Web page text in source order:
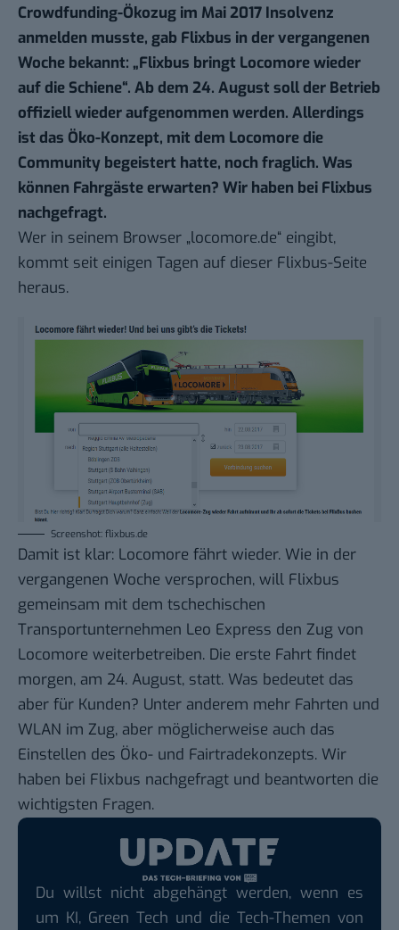
Crowdfunding-Ökozug im Mai 2017 Insolvenz
anmelden musste, gab Flixbus in der vergangenen
Woche bekannt: „Flixbus bringt Locomore wieder
auf die Schiene“. Ab dem 24. August soll der Betrieb
offiziell wieder aufgenommen werden. Allerdings
ist das Öko-Konzept, mit dem Locomore die
Community begeistert hatte, noch fraglich. Was
können Fahrgäste erwarten? Wir haben bei Flixbus
nachgefragt.
Wer in seinem Browser „locomore.de“ eingibt,
kommt seit einigen Tagen auf dieser Flixbus-Seite
heraus.
Screenshot: flixbus.de
Damit ist klar: Locomore fährt wieder. Wie in der
vergangenen Woche versprochen, will Flixbus
gemeinsam mit dem tschechischen
Transportunternehmen Leo Express den Zug von
Locomore weiterbetreiben. Die erste Fahrt findet
morgen, am 24. August, statt. Was bedeutet das
aber für Kunden? Unter anderem mehr Fahrten und
WLAN im Zug, aber möglicherweise auch das
Einstellen des Öko- und Fairtradekonzepts. Wir
haben bei Flixbus nachgefragt und beantworten die
wichtigsten Fragen.
Du willst nicht abgehängt werden, wenn es
um KI, Green Tech und die Tech-Themen von